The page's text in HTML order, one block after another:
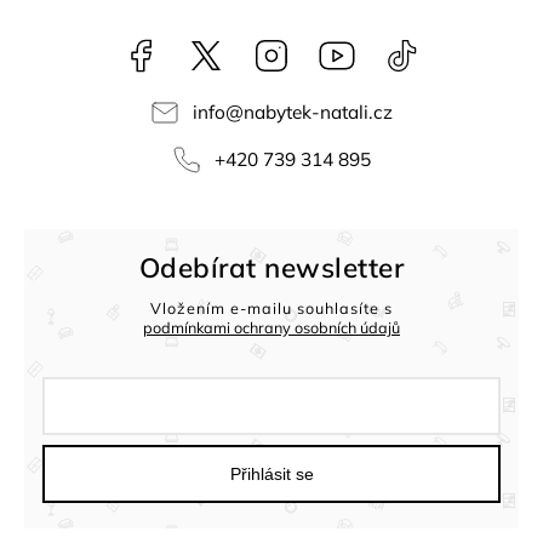
Facebook NataliNabytek
Instagram YouTube
info@nabytek-natali.cz
+420 739 314 895
Odebírat newsletter
Vložením e-mailu souhlasíte s
podmínkami ochrany osobních údajů
Přihlásit se